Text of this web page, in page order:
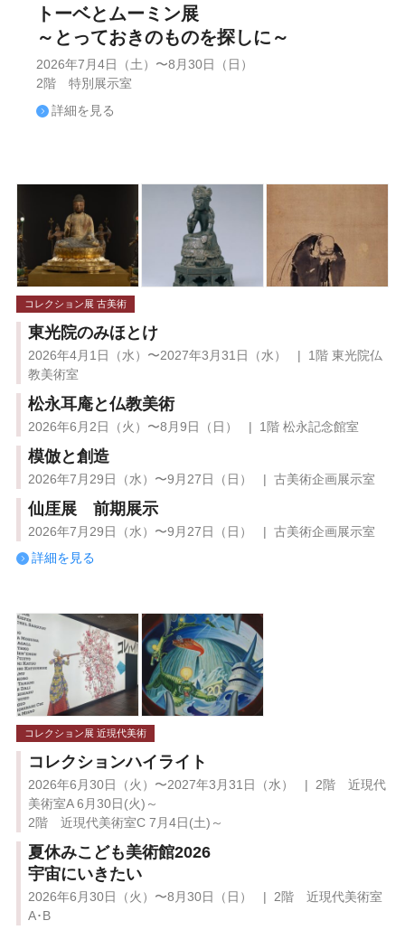
トーベとムーミン展
～とっておきのものを探しに～
2026年7月4日（土）〜8月30日（日）
2階 特別展示室
詳細を見る
コレクション展 古美術
東光院のみほとけ
2026年4月1日（水）〜2027年3月31日（水） | 1階 東光院仏
教美術室
松永耳庵と仏教美術
2026年6月2日（火）〜8月9日（日） | 1階 松永記念館室
模倣と創造
2026年7月29日（水）〜9月27日（日） | 古美術企画展示室
仙厓展 前期展示
2026年7月29日（水）〜9月27日（日） | 古美術企画展示室
詳細を見る
コレクション展 近現代美術
コレクションハイライト
2026年6月30日（火）〜2027年3月31日（水） | 2階 近現代
美術室A 6月30日(火)～
2階 近現代美術室C 7月4日(土)～
夏休みこども美術館2026
宇宙にいきたい
2026年6月30日（火）〜8月30日（日） | 2階 近現代美術室
A･B